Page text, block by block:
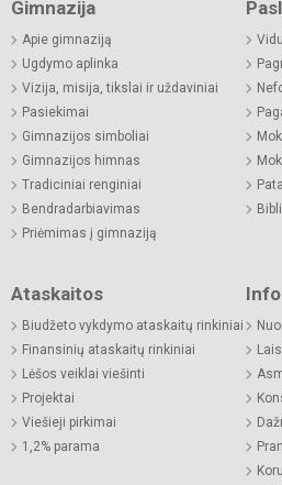
Gimnazija
Apie gimnaziją
Ugdymo aplinka
Vizija, misija, tikslai ir uždaviniai
Pasiekimai
Gimnazijos simboliai
Gimnazijos himnas
Tradiciniai renginiai
Bendradarbiavimas
Priėmimas į gimnaziją
Ataskaitos
Biudžeto vykdymo ataskaitų rinkiniai
Finansinių ataskaitų rinkiniai
Lėšos veiklai viešinti
Projektai
Viešieji pirkimai
1,2% parama